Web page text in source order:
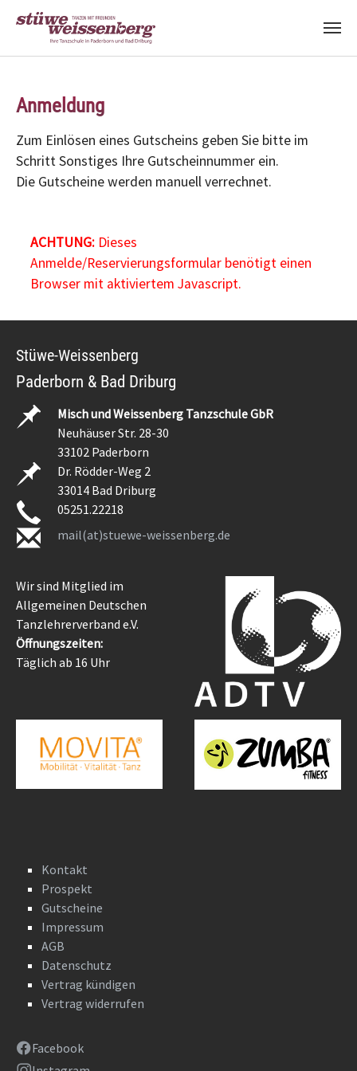
Anmeldung
Zum Einlösen eines Gutscheins geben Sie bitte im
Schritt Sonstiges Ihre Gutscheinnummer ein.
Die Gutscheine werden manuell verrechnet.
ACHTUNG:Dieses
Anmelde/Reservierungsformular benötigt einen
Browser mit aktiviertem Javascript.
Stüwe-Weissenberg
Paderborn & Bad Driburg
Misch und Weissenberg Tanzschule GbR
Neuhäuser Str. 28-30
33102 Paderborn
Dr. Rödder-Weg 2
33014 Bad Driburg
05251.22218
mail(at)stuewe-weissenberg.de
Wir sind Mitglied im
Allgemeinen Deutschen
Tanzlehrerverband e.V.
Öffnungszeiten:
Täglich ab 16 Uhr
Kontakt
Prospekt
Gutscheine
Impressum
AGB
Datenschutz
Vertrag kündigen
Vertrag widerrufen
Facebook